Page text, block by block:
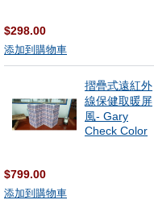
$298.00
添加到購物車
摺疊式遠紅外
線保健取暖屏
風- Gary
Check Color
$799.00
添加到購物車